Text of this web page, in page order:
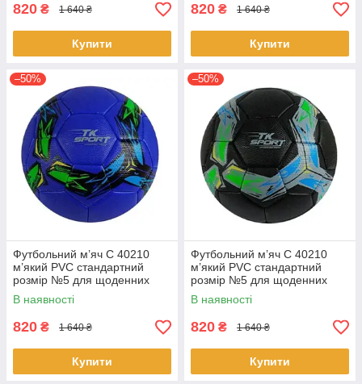
820 ₴ 1 640 ₴
Купити
820 ₴ 1 640 ₴
Купити
–50%
Футбольний м’яч C 40210
м’який PVC стандартний
розмір №5 для щоденних
тренувань Синій
В наявності
820 ₴ 1 640 ₴
Купити
–50%
Футбольний м’яч C 40210
м’який PVC стандартний
розмір №5 для щоденних
тренувань Чорний
В наявності
820 ₴ 1 640 ₴
Купити